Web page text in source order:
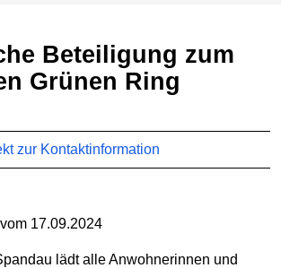
Grünen Ring
zur Kontaktinformation
17.09.2024
lädt alle Anwohnerinnen und